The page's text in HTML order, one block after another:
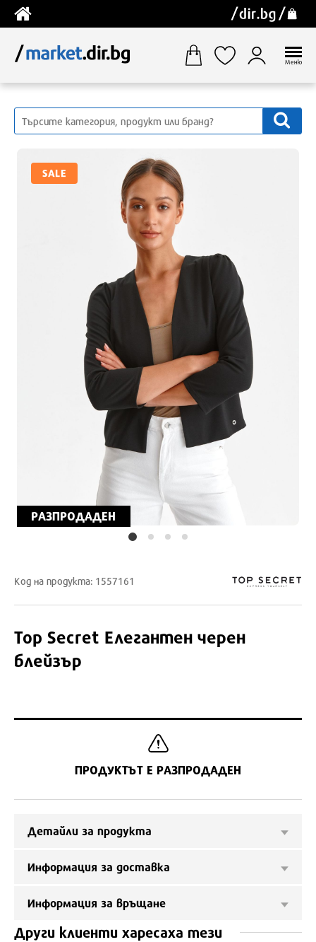
Меню
SALE
РАЗПРОДАДЕН
Код на продукта: 1557161
Top Secret Елегантен черен
блейзър
ПРОДУКТЪТ Е РАЗПРОДАДЕН
Детайли за продукта
Информация за доставка
Информация за връщане
Други клиенти харесаха тези